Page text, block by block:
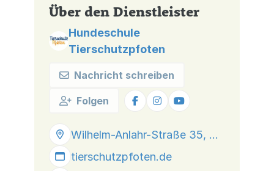
Über den Dienstleister
Hundeschule
Tierschutzpfoten
Nachricht schreiben
Folgen
Wilhelm-Anlahr-Straße 35, 47447 Moers
tierschutzpfoten.de